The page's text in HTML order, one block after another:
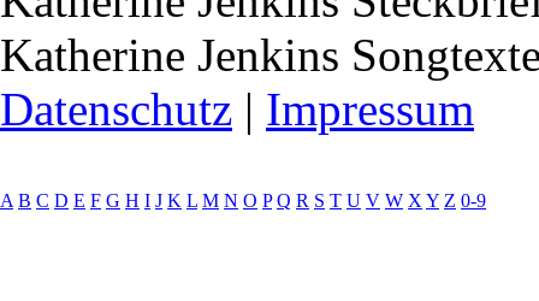
Katherine Jenkins
Datenschutz | Impressum
A B C D E F G H I J K L M N O P Q R S T U V W X Y Z 0-9